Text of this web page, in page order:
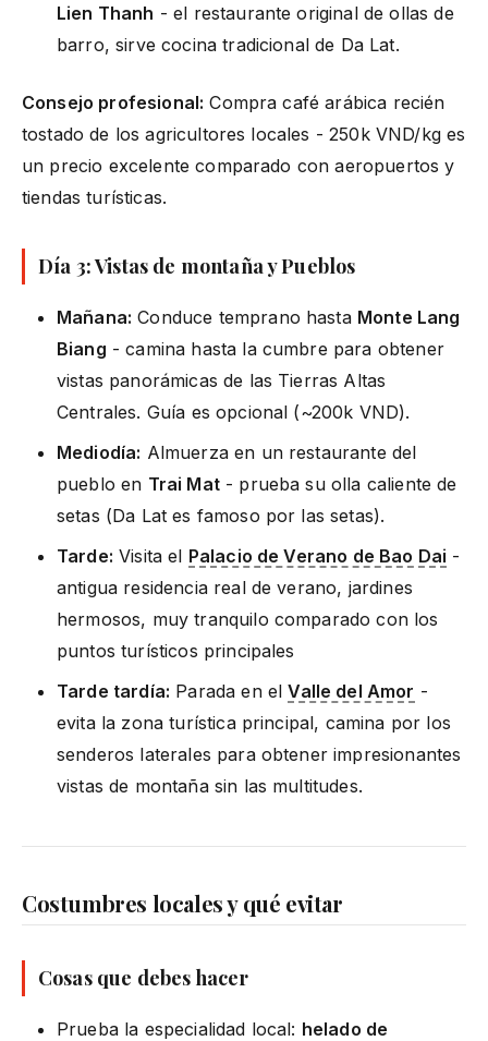
Lien Thanh - el restaurante original de ollas de
barro, sirve cocina tradicional de Da Lat.
Consejo profesional: Compra café arábica recién
tostado de los agricultores locales - 250k VND/kg es
un precio excelente comparado con aeropuertos y
tiendas turísticas.
Día 3: Vistas de montaña y Pueblos
Mañana: Conduce temprano hasta Monte Lang
Biang - camina hasta la cumbre para obtener
vistas panorámicas de las Tierras Altas
Centrales. Guía es opcional (~200k VND).
Mediodía: Almuerza en un restaurante del
pueblo en Trai Mat- prueba su olla caliente de
setas (Da Lat es famoso por las setas).
Tarde: Visita el Palacio de Verano de Bao Dai -
antigua residencia real de verano, jardines
hermosos, muy tranquilo comparado con los
puntos turísticos principales
Tarde tardía: Parada en elValle del Amor -
evita la zona turística principal, camina por los
senderos laterales para obtener impresionantes
vistas de montaña sin las multitudes.
Costumbres locales y qué evitar
Cosas que debes hacer
Prueba la especialidad local: helado de